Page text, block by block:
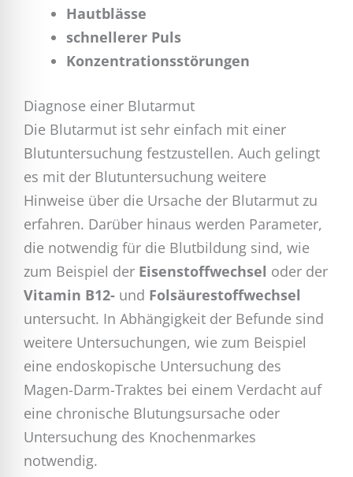
Hautblässe
schnellerer Puls
Konzentrationsstörungen
Diagnose einer Blutarmut
Die Blutarmut ist sehr einfach mit einer
Blutuntersuchung festzustellen. Auch gelingt
es mit der Blutuntersuchung weitere
Hinweise über die Ursache der Blutarmut zu
erfahren. Darüber hinaus werden Parameter,
die notwendig für die Blutbildung sind, wie
zum Beispiel der Eisenstoffwechsel oder der
Vitamin B12- und Folsäurestoffwechsel
untersucht. In Abhängigkeit der Befunde sind
weitere Untersuchungen, wie zum Beispiel
eine endoskopische Untersuchung des
Magen-Darm-Traktes bei einem Verdacht auf
eine chronische Blutungsursache oder
Untersuchung des Knochenmarkes
notwendig.